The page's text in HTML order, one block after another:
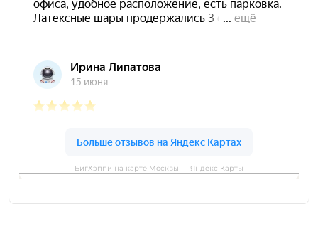
БигХэппи на карте Москвы — Яндекс Карты